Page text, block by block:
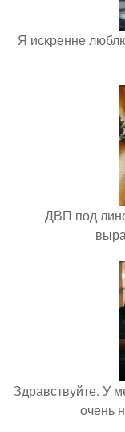
Я искренне
ДВП под
Здравствуйте. У
очень